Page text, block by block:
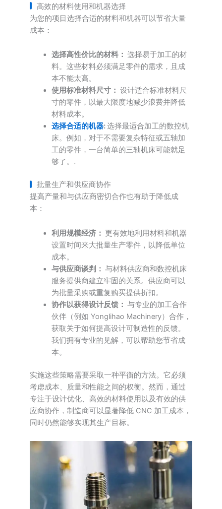
高效的材料使用和机器选择
为您的项目选择合适的材料和机器可以节省大量
成本：
选择高性价比的材料： 选择易于加工的材
料。这些材料必须满足零件的需求，且成
本不能太高。
使用标准材料尺寸： 设计适合标准材料尺
寸的零件，以最大限度地减少浪费并降低
材料成本。
选择合适的机器:选择最适合加工的数控机
床。例如，对于不需要复杂特征或五轴加
工的零件，一台简单的三轴机床可能就足
够了。.
批量生产和供应商协作
提高产量和与供应商密切合作也有助于降低成
本：
利用规模经济： 更有效地利用材料和机器
设置时间来大批量生产零件，以降低单位
成本。
与供应商谈判： 与材料供应商和数控机床
服务提供商建立牢固的关系。供应商可以
为批量采购或重复购买提供折扣。
协作以获得设计反馈： 与专业的加工合作
伙伴（例如 Yonglihao Machinery）合作，
获取关于如何提高设计可制造性的反馈。
我们拥有专业的见解，可以帮助您节省成
本。
实施这些策略需要采取一种平衡的方法。它必须
考虑成本、质量和性能之间的权衡。然而，通过
专注于设计优化、高效的材料使用以及有效的供
应商协作，制造商可以显著降低 CNC 加工成本，
同时仍然能够实现其生产目标。